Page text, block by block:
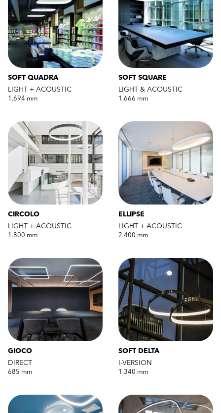
SOFT QUADRA
LIGHT + ACOUSTIC
1.694 mm
SOFT SQUARE
LIGHT & ACOUSTIC
1.666 mm
CIRCOLO
LIGHT + ACOUSTIC
1.800 mm
ELLIPSE
LIGHT + ACOUSTIC
2.400 mm
GIOCO
DIRECT
685 mm
SOFT DELTA
I-VERSION
1.340 mm